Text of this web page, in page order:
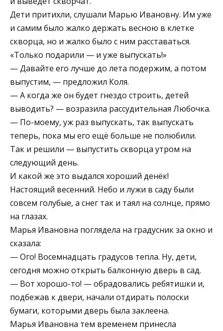
Дети притихли, слушали Марью Ивановну. Им уже
и самим было жалко держать весною в клетке
скворца, но и жалко было с ним расставаться.
«Только подарили — и уже выпускать!»
— Давайте его лучше до лета подержим, а потом
выпустим, — предложил Коля.
— А когда же он будет гнездо строить, детей
выводить? — возразила рассудительная Любочка.
— По-моему, уж раз выпускать, так выпускать
теперь, пока мы его ещё больше не полюбили.
Так и решили — выпустить скворца утром на
следующий день.
И какой же это выдался хороший денёк!
Настоящий весенний. Небо и лужи в саду были
совсем голубые, а снег так и таял на солнце, прямо
на глазах.
Марья Ивановна поглядела на градусник за окно и
сказала:
— Ого! Восемнадцать градусов тепла. Ну, дети,
сегодня можно открыть балконную дверь в сад.
— Вот хорошо-то! — обрадовались ребятишки и,
подбежав к двери, начали отдирать полоски
бумаги, которыми дверь была заклеена.
Марья Ивановна тем временем принесла